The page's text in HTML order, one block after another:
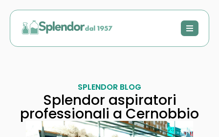
SPLENDOR BLOG
Splendor aspiratori
professionali a Cernobbio